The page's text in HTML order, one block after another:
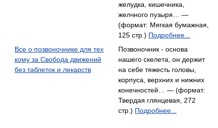
желудка, кишечника,
желчного пузыря… —
(формат: Мягкая бумажная,
125 стр.) Подробнее...
Все о позвоночнике для тех
кому за Свобода движений
без таблеток и лекарств
Позвоночник - основа
нашего скелета, он держит
на себе тяжесть головы,
корпуса, верхних и нижних
конечностей… — (формат:
Твердая глянцевая, 272
стр.) Подробнее...